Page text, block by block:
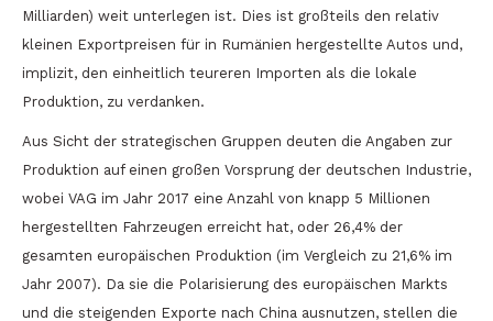
Milliarden) weit unterlegen ist. Dies ist großteils den relativ
kleinen Exportpreisen für in Rumänien hergestellte Autos und,
implizit, den einheitlich teureren Importen als die lokale
Produktion, zu verdanken.
Aus Sicht der strategischen Gruppen deuten die Angaben zur
Produktion auf einen großen Vorsprung der deutschen Industrie,
wobei VAG im Jahr 2017 eine Anzahl von knapp 5 Millionen
hergestellten Fahrzeugen erreicht hat, oder 26,4% der
gesamten europäischen Produktion (im Vergleich zu 21,6% im
Jahr 2007). Da sie die Polarisierung des europäischen Markts
und die steigenden Exporte nach China ausnutzen, stellen die